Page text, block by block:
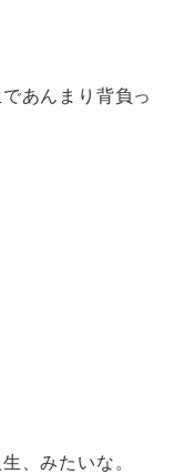
あんまり背負っ
、みたいな。